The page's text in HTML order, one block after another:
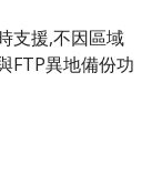
支援,不因區域
FTP異地備份功